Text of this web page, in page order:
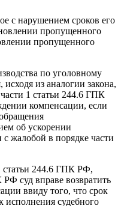
с нарушением сроков его
пропущенного
пропущенного
по уголовному
исходя из аналогии закона,
1 статьи 244.6 ГПК
компенсации, если
об ускорении
с жалобой в порядке части
статьи 244.6 ГПК РФ,
суд вправе возвратить
ввиду того, что срок
исполнения судебного